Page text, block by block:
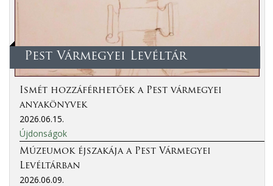
Pest Vármegyei Levéltár
Ismét hozzáférhetőek a Pest vármegyei
anyakönyvek
2026.06.15.
Újdonságok
Múzeumok éjszakája a Pest Vármegyei
Levéltárban
2026.06.09.